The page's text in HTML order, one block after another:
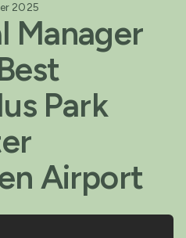
2025
Manager
Park
Airport